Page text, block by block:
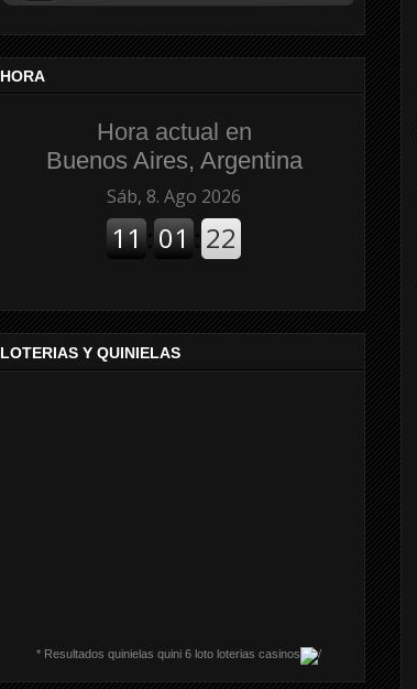
HORA
Hora actual en
Buenos Aires, Argentina
LOTERIAS Y QUINIELAS
* Resultados quinielas quini 6 loto loterias casinos